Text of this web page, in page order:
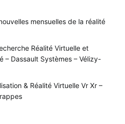
mensuelles de la réalité
Réalité Virtuelle et
– Dassault Systèmes – Vélizy-
& Réalité Virtuelle Vr Xr –